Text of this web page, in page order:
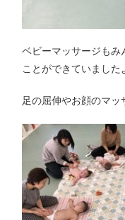
ベビーマッサージもみ
ことができていました
足の屈伸やお顔のマッ